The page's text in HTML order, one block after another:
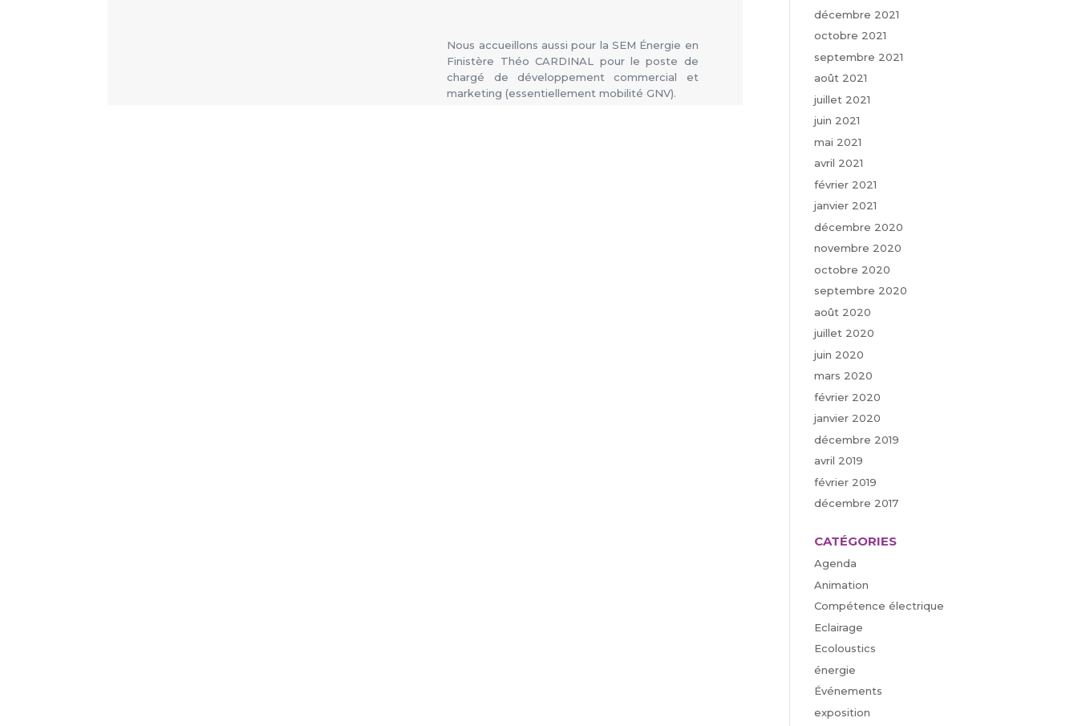
Nous accueillons aussi pour la SEM Énergie en
Finistère Théo CARDINAL pour le poste de
chargé de développement commercial et
marketing (essentiellement mobilité GNV).
décembre 2021
octobre 2021
septembre 2021
août 2021
juillet 2021
juin 2021
mai 2021
avril 2021
février 2021
janvier 2021
décembre 2020
novembre 2020
octobre 2020
septembre 2020
août 2020
juillet 2020
juin 2020
mars 2020
février 2020
janvier 2020
décembre 2019
avril 2019
février 2019
décembre 2017
CATÉGORIES
Agenda
Animation
Compétence électrique
Eclairage
Ecoloustics
énergie
Événements
exposition